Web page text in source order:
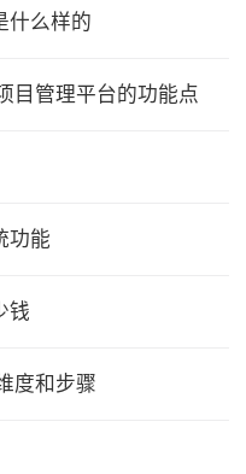
什么样的
目管理平台的功能点
功能
钱
度和步骤